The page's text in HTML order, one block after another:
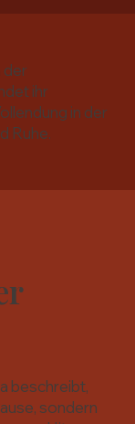
der
ihr
in der
Ruhe.
beschreibt,
sondern